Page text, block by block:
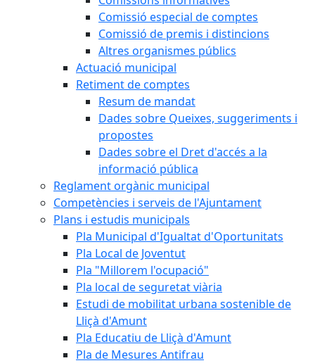
Comissió especial de comptes
Comissió de premis i distincions
Altres organismes públics
Actuació municipal
Retiment de comptes
Resum de mandat
Dades sobre Queixes, suggeriments i
propostes
Dades sobre el Dret d'accés a la
informació pública
Reglament orgànic municipal
Competències i serveis de l'Ajuntament
Plans i estudis municipals
Pla Municipal d'Igualtat d'Oportunitats
Pla Local de Joventut
Pla "Millorem l'ocupació"
Pla local de seguretat viària
Estudi de mobilitat urbana sostenible de
Lliçà d'Amunt
Pla Educatiu de Lliçà d'Amunt
Pla de Mesures Antifrau